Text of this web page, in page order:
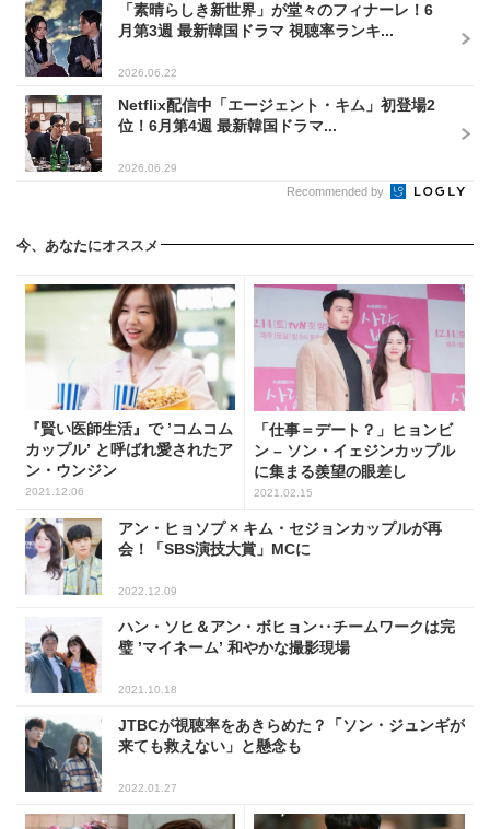
「素晴らしき新世界」が堂々のフィナーレ！6
月第3週 最新韓国ドラマ 視聴率ランキ...
2026.06.22
Netflix配信中「エージェント・キム」初登場2
位！6月第4週 最新韓国ドラマ...
2026.06.29
Recommended by
今、あなたにオススメ
『賢い医師生活』で ’コムコム
カップル’ と呼ばれ愛されたア
ン・ウンジン
2021.12.06
「仕事＝デート？」ヒョンビ
ン – ソン・イェジンカップル
に集まる羨望の眼差し
2021.02.15
アン・ヒョソプ × キム・セジョンカップルが再
会！「SBS演技大賞」MCに
2022.12.09
ハン・ソヒ＆アン・ボヒョン‥チームワークは完
璧 ’マイネーム’ 和やかな撮影現場
2021.10.18
JTBCが視聴率をあきらめた？「ソン・ジュンギが
来ても救えない」と懸念も
2022.01.27